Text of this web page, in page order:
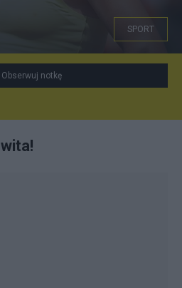
SPORT
Obserwuj notkę